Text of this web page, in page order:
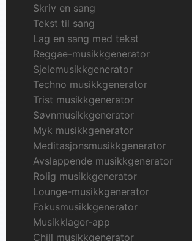
Skriv en sang
Tekst til sang
Lag en sang med tekst
Reggae-musikkgenerator
Sjelemusikkgenerator
Techno musikkgenerator
Trist musikkgenerator
Søvnmusikkgenerator
Myk musikkgenerator
Meditasjonsmusikkgenerator
Avslappende musikkgenerator
Rolig musikkgenerator
Lounge-musikkgenerator
Fokusmusikkgenerator
Musikklager-app
Chill musikkgenerator